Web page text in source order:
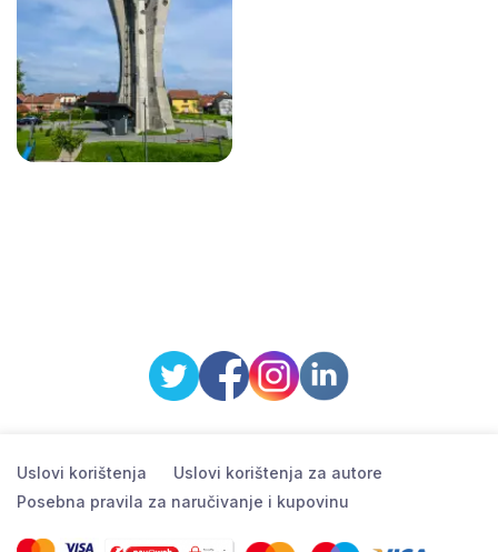
Uslovi korištenja
Uslovi korištenja za autore
Posebna pravila za naručivanje i kupovinu